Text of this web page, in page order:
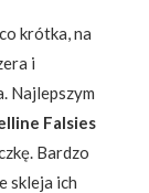
krótka, na
i
Najlepszym
Falsies
Bardzo
skleja ich